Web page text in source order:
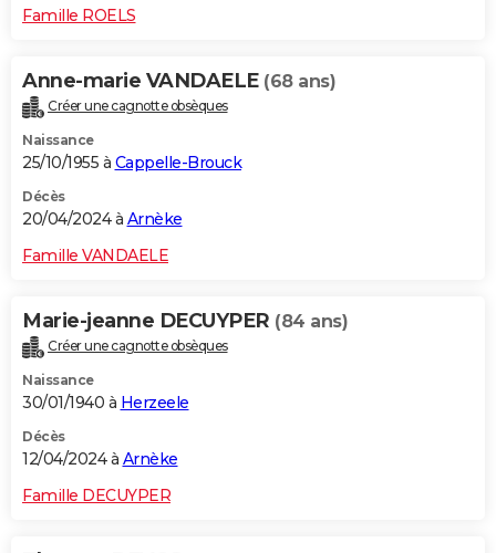
Famille ROELS
Anne-marie VANDAELE (68 ans)
Créer une cagnotte obsèques
Naissance
25/10/1955 à Cappelle-Brouck
Décès
20/04/2024 à Arnèke
Famille VANDAELE
Marie-jeanne DECUYPER (84 ans)
Créer une cagnotte obsèques
Naissance
30/01/1940 à Herzeele
Décès
12/04/2024 à Arnèke
Famille DECUYPER